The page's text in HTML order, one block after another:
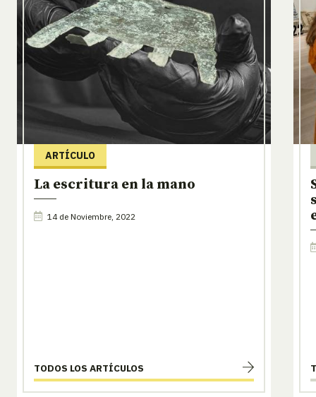
ARTÍCULO
La escritura en la mano
14 de Noviembre, 2022
TODOS LOS ARTÍCULOS